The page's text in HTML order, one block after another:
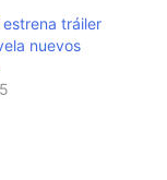
tráiler
nuevos